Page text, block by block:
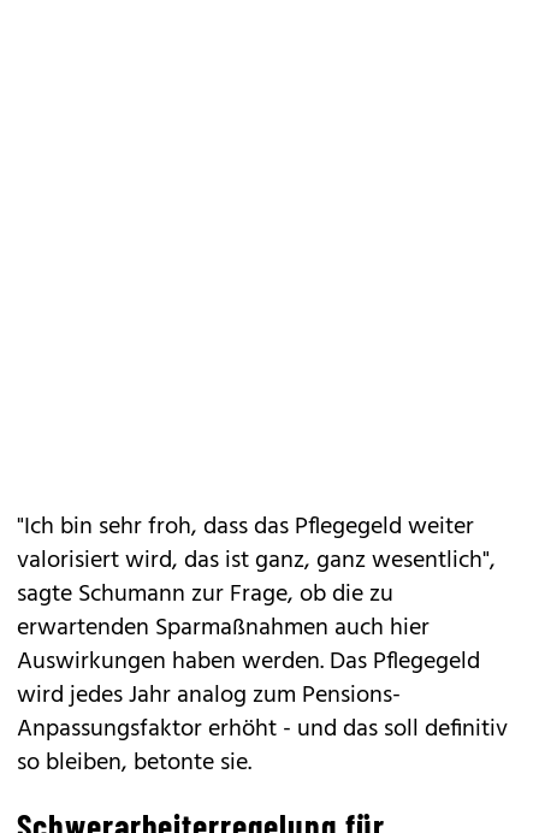
"Ich bin sehr froh, dass das Pflegegeld weiter
valorisiert wird, das ist ganz, ganz wesentlich",
sagte Schumann zur Frage, ob die zu
erwartenden Sparmaßnahmen auch hier
Auswirkungen haben werden. Das Pflegegeld
wird jedes Jahr analog zum Pensions-
Anpassungsfaktor erhöht - und das soll definitiv
so bleiben, betonte sie.